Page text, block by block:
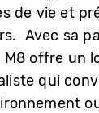
de vie et
Avec sa
offre un
qui